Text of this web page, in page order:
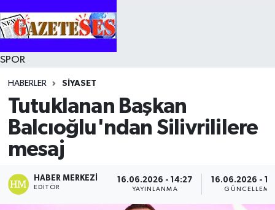
SPOR
HABERLER SİYASET
Tutuklanan Başkan
Balcıoğlu'ndan Silivrililere
mesaj
HABER MERKEZI
EDITÖR
16.06.2026 - 14:27
YAYINLANMA
16.06.2026 -
GÜNCELLEME